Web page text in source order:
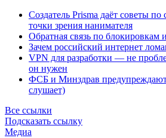
Создатель Prisma даёт советы
точки зрения нанимателя
Обратная связь по блокировкам
Зачем российский интернет
VPN для разработки — не
он нужен
ФСБ и Минздрав предупреждают
слушает)
Все ссылки
Подсказать ссылку
Медиа